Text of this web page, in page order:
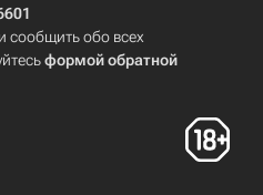
сообщить обо всех
формой обратной